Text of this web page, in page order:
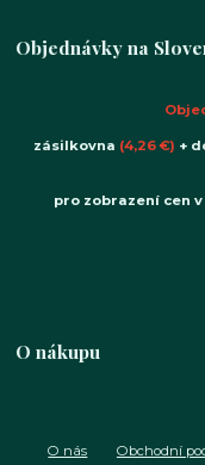
Objednávky na
zásilkovna (4,26 €) +
pro zobrazení cen v
O nákupu
O nás Obchodní